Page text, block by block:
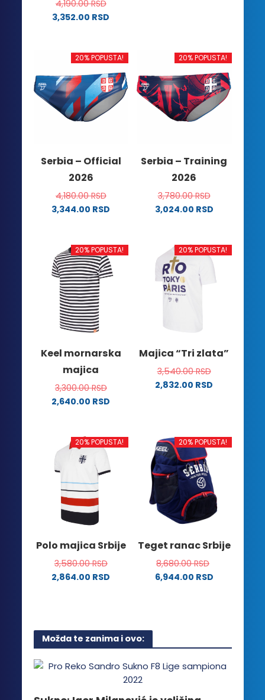
4,190.00RSD
3,352.00 RSD
ima
varijanti.
Opcije
mogu
biti
stranici
proizvoda.
biti
izabrane
na
stranici
proizvoda.
20% POPUSTA!
Serbia – Official
2026
4,180.00RSD
3,344.00 RSD
ima
više
varijanti.
Opcije
mogu
biti
izabrane
stranici
proizvoda.
20% POPUSTA!
Serbia – Training
2026
3,780.00RSD
3,024.00 RSD
ima
više
varijanti.
Opcije
izabrane
stranici
proizvoda.
20% POPUSTA!
Keel mornarska
majica
3,300.00RSD
2,640.00 RSD
ima
više
varijanti.
Opcije
mogu
biti
izabrane
stranici
proizvoda.
20% POPUSTA!
Majica “Tri zlata”
3,540.00RSD
2,832.00 RSD
više
varijanti.
Opcije
mogu
biti
izabrane
na
proizvoda.
20% POPUSTA!
Polo majica Srbije
3,580.00RSD
2,864.00 RSD
više
varijanti.
mogu
20% POPUSTA!
Teget ranac Srbije
8,680.00RSD
6,944.00 RSD
Možda te zanima i ovo: